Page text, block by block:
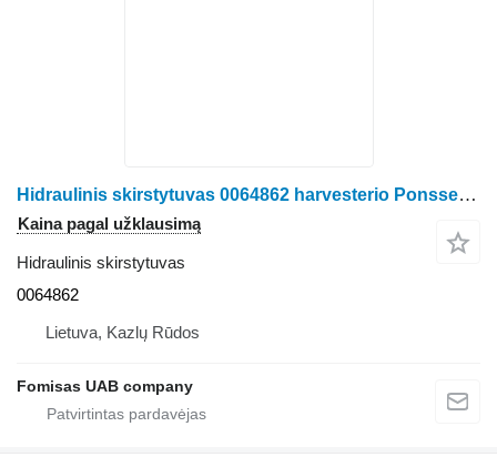
Hidraulinis skirstytuvas 0064862 harvesterio Ponsse Bear
Kaina pagal užklausimą
Hidraulinis skirstytuvas
0064862
Lietuva, Kazlų Rūdos
Fomisas UAB company